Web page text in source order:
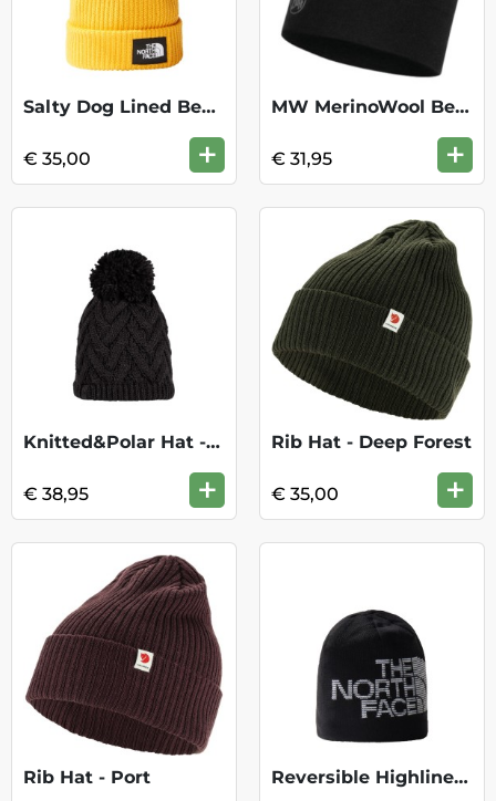
Salty Dog Lined Beanie - Summit Gold
€ 35,00 +
MW MerinoWool Beanie - Solid Black
€ 31,95 +
Knitted&Polar Hat - Caryn Graphite
€ 38,95 +
Rib Hat - Deep Forest
€ 35,00 +
Rib Hat - Port Reversible Highline Beanie - TNF Black